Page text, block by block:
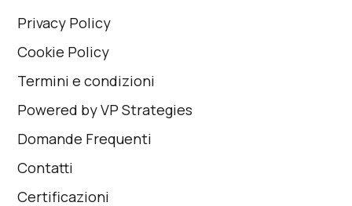
Privacy Policy
Cookie Policy
Termini e condizioni
Powered by VP Strategies
Domande Frequenti
Contatti
Certificazioni